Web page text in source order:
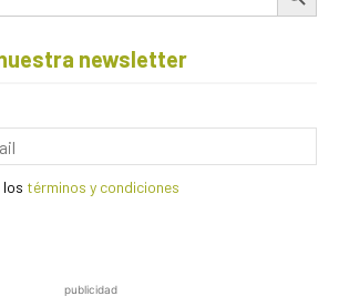
newsletter
los términos y condiciones
publicidad